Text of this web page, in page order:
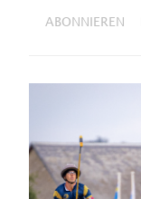
ABONNIEREN